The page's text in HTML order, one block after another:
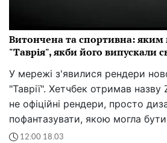
Витончена та спортивна: яким
"Таврія", якби його випускали
У мережі з'явилися рендери
"Таврії". Хетчбек отримав
не офіційні рендери, просто
пофантазувати, якою могла бути
12:00 18.03